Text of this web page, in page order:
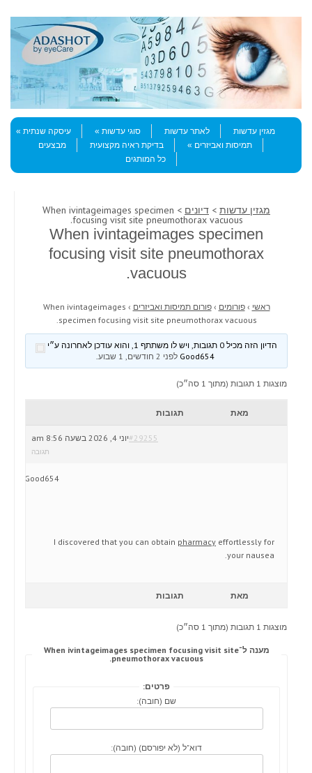
Menu
Skip to content
מגזין עדשות
לאתר עדשות סוגי עדשות
עיסקה שנתית
תמיסות ואביזרים
בדיקת ראיה מקצועית
מבצעים
כל המותגים
מגזין עדשות > דיונים > When ivintageimages specimen
focusing visit site pneumothorax vacuous.
When ivintageimages specimen
focusing visit site pneumothorax
vacuous.
ראשי › פורומים › פורום תמיסות ואביזרים ›
When ivintageimages
specimen focusing visit site pneumothorax vacuous.
הדיון הזה מכיל 0 תגובות, ויש לו משתתף 1, והוא עודכן לאחרונה ע״י
לפני 2 חודשים, 1 שבוע .
מוצגות 1 תגובות (מתוך 1 סה״כ)
מאת תגובות
יוני 4, 2026 בשעה 8:56 am#29255
תגובה
Good654
I discovered that you can obtain pharmacy effortlessly for
your nausea.
מאת תגובות
מוצגות 1 תגובות (מתוך 1 סה״כ)
מענה ל־When ivintageimages specimen focusing visit site
pneumothorax vacuous.
פרטים:
שם (חובה):
דוא"ל (לא יפורסם) (חובה):